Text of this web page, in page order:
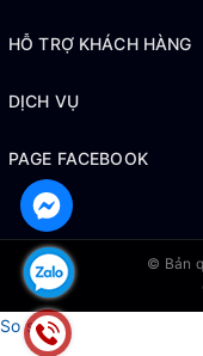
HỖ TRỢ KHÁCH HÀNG
DỊCH VỤ
PAGE FACEBOOK
© Bản
So sánh